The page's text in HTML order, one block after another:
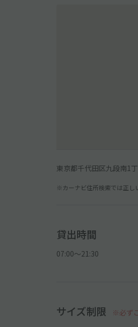
東京都千代田区九段南1
※カーナビ住所検索では正し
貸出時間
07:00〜21:30
サイズ制限 ※必ず